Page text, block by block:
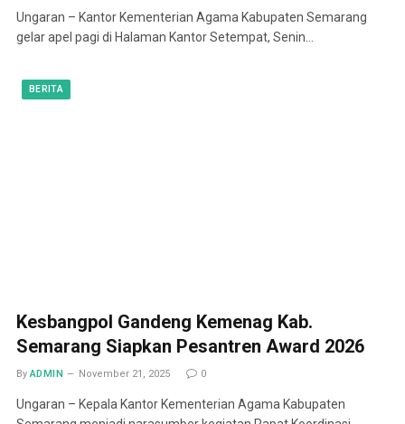
Ungaran – Kantor Kementerian Agama Kabupaten Semarang
gelar apel pagi di Halaman Kantor Setempat, Senin…
BERITA
Kesbangpol Gandeng Kemenag Kab.
Semarang Siapkan Pesantren Award 2026
By ADMIN November 21, 2025 0
Ungaran – Kepala Kantor Kementerian Agama Kabupaten